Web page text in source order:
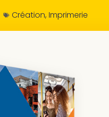
Création,Imprimerie